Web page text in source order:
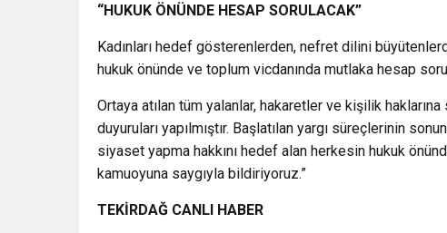
“HUKUK ÖNÜNDE HESAP SORULACAK”
Kadınları hedef gösterenlerden, nefret dilini
hukuk önünde ve toplum vicdanında mutlaka hesap
Ortaya atılan tüm yalanlar, hakaretler ve kişilik
duyuruları yapılmıştır. Başlatılan yargı süreçlerinin
siyaset yapma hakkını hedef alan herkesin hukuk
kamuoyuna saygıyla bildiriyoruz.”
TEKİRDAĞ CANLI HABER